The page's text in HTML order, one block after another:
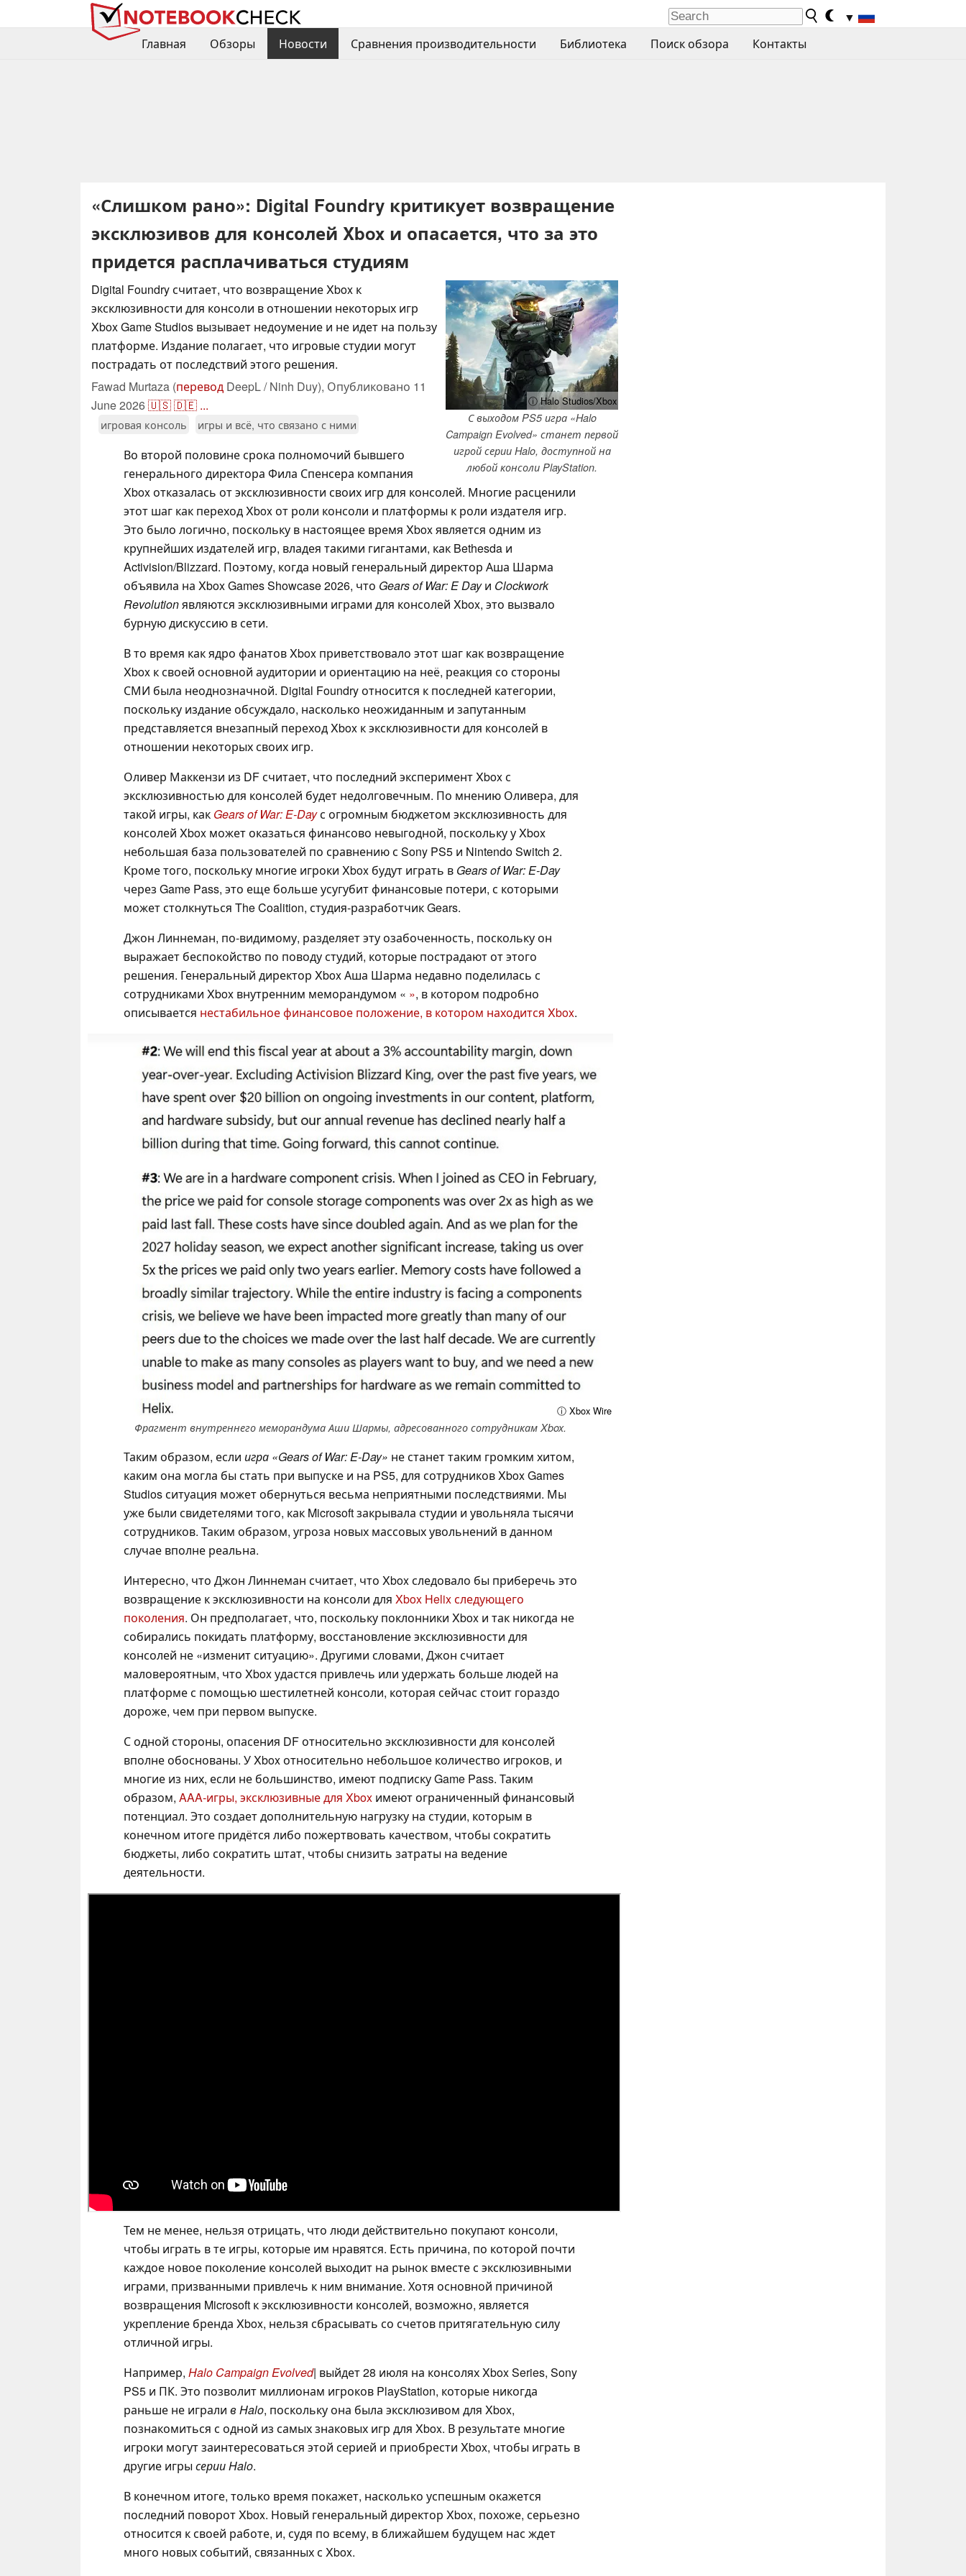
▼
Главная
Обзоры Новости Сравнения производительности Библиотека Поиск обзора Контакты
«Слишком рано»: Digital Foundry критикует возвращение
эксклюзивов для консолей Xbox и опасается, что за это
придется расплачиваться студиям
ⓘ Halo Studios/Xbox
С выходом PS5 игра «Halo
Campaign Evolved» станет первой
игрой серии Halo, доступной на
любой консоли PlayStation.
Digital Foundry считает, что возвращение Xbox к
эксклюзивности для консоли в отношении некоторых игр
Xbox Game Studios вызывает недоумение и не идет на пользу
платформе. Издание полагает, что игровые студии могут
пострадать от последствий этого решения.
Fawad Murtaza (перевод DeepL / Ninh Duy), Опубликовано 11
June 2026🇺🇸🇩🇪 ...
игровая консоль игры и всё, что связано с ними
Во второй половине срока полномочий бывшего
генерального директора Фила Спенсера компания
Xbox отказалась от эксклюзивности своих игр для консолей. Многие расценили
этот шаг как переход Xbox от роли консоли и платформы к роли издателя игр.
Это было логично, поскольку в настоящее время Xbox является одним из
крупнейших издателей игр, владея такими гигантами, как Bethesda и
Activision/Blizzard. Поэтому, когда новый генеральный директор Аша Шарма
объявила на Xbox Games Showcase 2026, что Gears of War: E Dayи Clockwork
Revolutionявляются эксклюзивными играми для консолей Xbox, это вызвало
бурную дискуссию в сети.
В то время как ядро фанатов Xbox приветствовало этот шаг как возвращение
Xbox к своей основной аудитории и ориентацию на неё, реакция со стороны
СМИ была неоднозначной. Digital Foundry относится к последней категории,
поскольку издание обсуждало, насколько неожиданным и запутанным
представляется внезапный переход Xbox к эксклюзивности для консолей в
отношении некоторых своих игр.
Оливер Маккензи из DF считает, что последний эксперимент Xbox с
эксклюзивностью для консолей будет недолговечным. По мнению Оливера, для
такой игры, как Gears of War: E-Dayс огромным бюджетом эксклюзивность для
консолей Xbox может оказаться финансово невыгодной, поскольку у Xbox
небольшая база пользователей по сравнению с Sony PS5 и Nintendo Switch 2.
Кроме того, поскольку многие игроки Xbox будут играть в Gears of War: E-Day
через Game Pass, это еще больше усугубит финансовые потери, с которыми
может столкнуться The Coalition, студия-разработчик Gears.
Джон Линнеман, по-видимому, разделяет эту озабоченность, поскольку он
выражает беспокойство по поводу студий, которые пострадают от этого
решения. Генеральный директор Xbox Аша Шарма недавно поделилась с
сотрудниками Xbox внутренним меморандумом « », в котором подробно
описывается нестабильное финансовое положение, в котором находится Xbox.
ⓘ Xbox Wire
Фрагмент внутреннего меморандума Аши Шармы, адресованного сотрудникам Xbox.
Таким образом, если игра «Gears of War: E-Day» не станет таким громким хитом,
каким она могла бы стать при выпуске и на PS5, для сотрудников Xbox Games
Studios ситуация может обернуться весьма неприятными последствиями. Мы
уже были свидетелями того, как Microsoft закрывала студии и увольняла тысячи
сотрудников. Таким образом, угроза новых массовых увольнений в данном
случае вполне реальна.
Интересно, что Джон Линнеман считает, что Xbox следовало бы приберечь это
возвращение к эксклюзивности на консоли для Xbox Helix следующего
поколения. Он предполагает, что, поскольку поклонники Xbox и так никогда не
собирались покидать платформу, восстановление эксклюзивности для
консолей не «изменит ситуацию». Другими словами, Джон считает
маловероятным, что Xbox удастся привлечь или удержать больше людей на
платформе с помощью шестилетней консоли, которая сейчас стоит гораздо
дороже, чем при первом выпуске.
С одной стороны, опасения DF относительно эксклюзивности для консолей
вполне обоснованы. У Xbox относительно небольшое количество игроков, и
многие из них, если не большинство, имеют подписку Game Pass. Таким
образом, AAA-игры, эксклюзивные для Xbox имеют ограниченный финансовый
потенциал. Это создает дополнительную нагрузку на студии, которым в
конечном итоге придётся либо пожертвовать качеством, чтобы сократить
бюджеты, либо сократить штат, чтобы снизить затраты на ведение
деятельности.
Тем не менее, нельзя отрицать, что люди действительно покупают консоли,
чтобы играть в те игры, которые им нравятся. Есть причина, по которой почти
каждое новое поколение консолей выходит на рынок вместе с эксклюзивными
играми, призванными привлечь к ним внимание. Хотя основной причиной
возвращения Microsoft к эксклюзивности консолей, возможно, является
укрепление бренда Xbox, нельзя сбрасывать со счетов притягательную силу
отличной игры.
Например, Halo Campaign Evolved| выйдет 28 июля на консолях Xbox Series, Sony
PS5 и ПК. Это позволит миллионам игроков PlayStation, которые никогда
раньше не играли в Halo, поскольку она была эксклюзивом для Xbox,
познакомиться с одной из самых знаковых игр для Xbox. В результате многие
игроки могут заинтересоваться этой серией и приобрести Xbox, чтобы играть в
другие игры серии Halo.
В конечном итоге, только время покажет, насколько успешным окажется
последний поворот Xbox. Новый генеральный директор Xbox, похоже, серьезно
относится к своей работе, и, судя по всему, в ближайшем будущем нас ждет
много новых событий, связанных с Xbox.